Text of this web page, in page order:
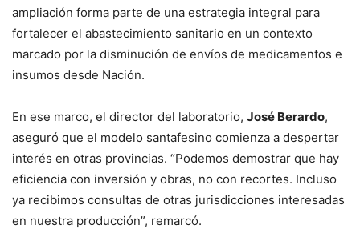
ampliación forma parte de una estrategia integral para
fortalecer el abastecimiento sanitario en un contexto
marcado por la disminución de envíos de medicamentos e
insumos desde Nación.
En ese marco, el director del laboratorio, José Berardo,
aseguró que el modelo santafesino comienza a despertar
interés en otras provincias. “Podemos demostrar que hay
eficiencia con inversión y obras, no con recortes. Incluso
ya recibimos consultas de otras jurisdicciones interesadas
en nuestra producción”, remarcó.